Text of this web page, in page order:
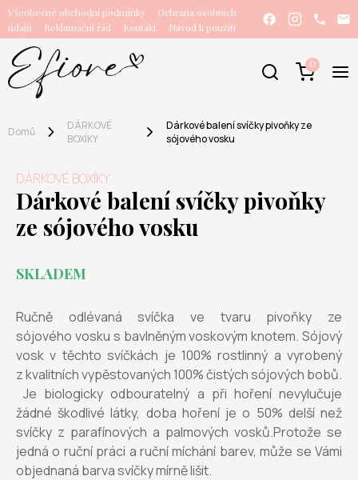
Všeobecné obchodní podmínky
Ochrana osobních
údajů
Reklamační řád Kontakt Návod k použití
0
Domů
DÁRKOVÉ
BOXÍKY
Dárkové balení svíčky pivoňky ze
sójového vosku
DÁRKOVÉ BOXÍKY
Dárkové balení svíčky pivoňky
ze sójového vosku
SKLADEM
Ručně odlévaná svíčka ve tvaru pivoňky ze
sójového vosku s bavlněným voskovým knotem. Sójový
vosk v těchto svíčkách je 100% rostlinný a vyrobený
z kvalitních vypěstovaných 100% čistých sójových bobů.
Je biologicky odbouratelný a při hoření nevylučuje
žádné škodlivé látky, doba hoření je o 50% delší než
svíčky z parafínových a palmových vosků.Protože se
jedná o ruční práci a ruční míchání barev, může se Vámi
objednaná barva svíčky mírně lišit.